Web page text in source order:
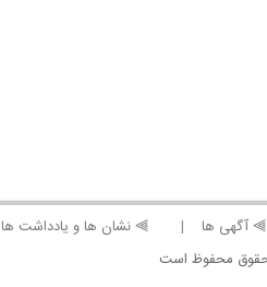
⫸ آگهی ها ⫸ نشان ها و یادداشت ها